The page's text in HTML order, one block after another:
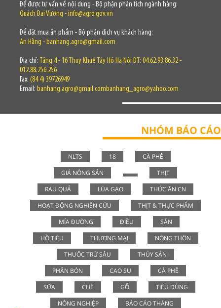
Để được tư vấn về nội dung - Bộ phận phân tích ngành hàng:
Quách Đại Vương - info@agro.gov.vn
Để đặt mua ấn phẩm - Bộ phận dịch vụ khách hàng:
An Hằng - banhang.agro@gmail.com
Địa chỉ: Tầng 4 - 16 Thụy Khuê Tây Hồ Hà Nội ĐT: 04.62.93.86.32 -
012.88.256.256
Fax: (84 4) 39726949
Email: banhang.agro@gmail.combanhang_agro@yahoo.com
NHÓM BÁO CÁO
NLTS 18
CÀ PHÊ
GIÁ NÔNG SẢN
THỊT
RAU QUẢ
LÚA GẠO
THỨC ĂN CN
HOẠT ĐỘNG NGHIÊN CỨU
THỊT & THỰC PHẨM
MÍA ĐƯỜNG
ĐIỀU
SẮN
HỒ TIÊU
THƯƠNG MẠI
NÔNG THÔN
THUỐC TRỪ SÂU
THỦY SẢN
PHÂN BÓN
CAO SU
CÀ PHÊ
SỮA
CHÈ GỖ
TIÊU DÙNG
NÔNG NGHIỆP
BÁO CÁO THÁNG